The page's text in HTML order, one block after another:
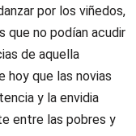
por los viñedos,
que no podían acudir
de aquella
hoy que las novias
y la envidia
entre las pobres y